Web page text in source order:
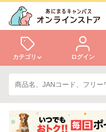
カテゴリ
犬
小動物・鳥
ログイン
ログイン
会員登録